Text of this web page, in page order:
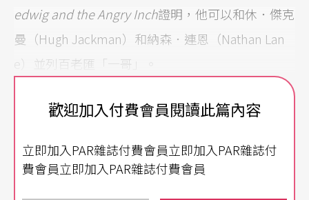
edwig and the Angry Inch證明，他可以和休．傑克
曼（Hugh Jackman）和納森．連恩（Nathan Lan
e）並列百老匯「一哥」。
百老匯是一個高風險的行業，在只有三分之一的戲
觀眾的賣點，增加成功的勝算。「熟悉」是一個最
常使用的元素，熟悉的題材、熟悉的音樂，給觀眾
歡迎加入付費會員閱讀此篇內容
立即加入PAR雜誌付費會員立即加入PAR雜誌付
費會員立即加入PAR雜誌付費會員